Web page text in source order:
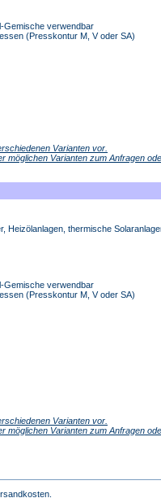
Gemische verwendbar
(Presskontur M, V oder SA)
Varianten vor.
möglichen Varianten zum Anfragen
thermische
Gemische verwendbar
(Presskontur M, V oder SA)
Varianten vor.
möglichen Varianten zum Anfragen